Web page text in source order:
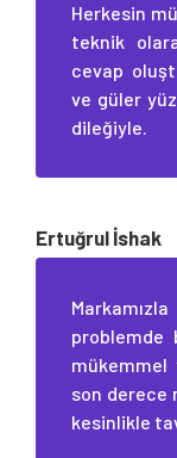
Herkesin
teknik
cevap
ve güler
dileğiyle.
Ertuğrul İshak
problemde
mükemmel
son derece
kesinlikle